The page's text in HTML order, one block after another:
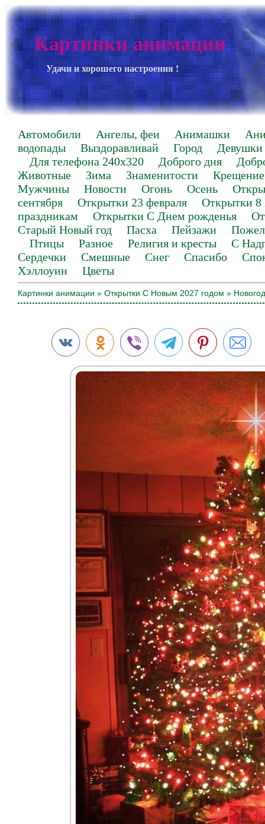
Картинки анимации
Удачи и хорошего настроения !
Автомобили Ангелы, феи Анимашки
водопады
Выздоравливай Город
Девушки
Для телефона 240х320
Доброго дня
Животные
Зима Знаменитости
Крещение
Мужчины
Новости Огонь Осень
сентября
Открытки 23 февраля
Открытки 8
праздникам
Открытки С Днем рожденья
Старый Новый год
Пасха Пейзажи
Птицы
Разное Религия и кресты
С
Сердечки
Смешные Снег Спасибо
Хэллоуин
Цветы
Картинки анимации » Открытки С Новым 2027 годом »